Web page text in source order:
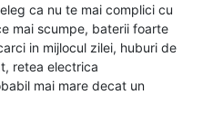
ca nu te mai complici cu
mai scumpe, baterii foarte
in mijlocul zilei, huburi de
retea electrica
mai mare decat un